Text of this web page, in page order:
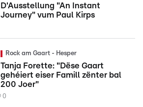
D'Ausstellung "An Instant
Journey" vum Paul Kirps
Rock am Gaart - Hesper
Tanja Forette: "Dëse Gaart
gehéiert eiser Famill zënter bal
200 Joer"
0